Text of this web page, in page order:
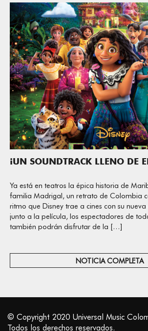
¡UN SOUNDTRACK LLENO DE
Ya está en teatros la épica historia de
familia Madrigal, un retrato de Colombia
ritmo que Disney trae a cines con su nueva
junto a la película, los espectadores de
también podrán disfrutar de la […]
NOTICIA COMPLETA
© Copyright 2020 Universal Music
Todos los derechos reservados.